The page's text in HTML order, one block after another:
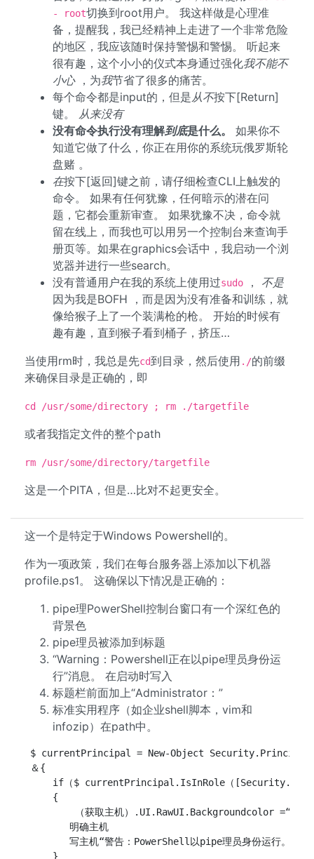
- root切换到root用户。 我这样做是心理准
备，提醒我，我已经精神上走进了一个非常危险
的地区，我应该随时保持警惕和警惕。 听起来
很有趣，这个小小的仪式本身通过强化我不能不
小心，为我节省了很多的痛苦。
每个命令都是input的，但是从不按下[Return]
键。 从来没有
没有命令执行没有理解到底是什么。
如果你不
知道它做了什么，你正在用你的系统玩俄罗斯轮
盘赌 。
在按下[返回]键之前，请仔细检查CLI上触发的
命令。 如果有任何犹豫，任何暗示的潜在问
题，它都会重新审查。 如果犹豫不决，命令就
留在线上，而我也可以用另一个控制台来查询手
册页等。如果在graphics会话中，我启动一个浏
览器并进行一些search。
没有普通用户在我的系统上使用过sudo ， 不是
因为我是BOFH ，而是因为没有准备和训练，就
像给猴子上了一个装满枪的枪。 开始的时候有
趣有趣，直到猴子看到桶子，挤压…
当使用rm时，我总是先cd到目录，然后使用 ./的前缀
来确保目录是正确的，即
cd /usr/some/directory ; rm ./targetfile
或者我指定文件的整个path
rm /usr/some/directory/targetfile
这是一个PITA，但是…比对不起更安全。
这一个是特定于Windows Powershell的。
作为一项政策，我们在每台服务器上添加以下机器
profile.ps1。 这确保以下情况是正确的：
pipe理PowerShell控制台窗口有一个深红色的
背景色
pipe理员被添加到标题
“Warning：Powershell正在以pipe理员身份运
行”消息。 在启动时写入
标题栏前面加上“Administrator：”
标准实用程序（如企业shell脚本，vim和
infozip）在path中。
$ currentPrincipal = New-Object
＆{
if（$ currentPrincipal.IsInRole（
     {
（获取主机）.UI.RawUI.Backgroundcolor =“暗红
        明确主机
        写主机“警告：PowerShell以pipe理员身份运行。
     }